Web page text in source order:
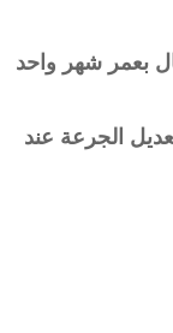
بعمر شهر واحد
الجرعة عند